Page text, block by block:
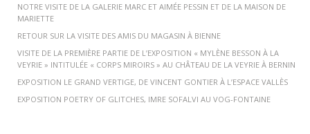
NOTRE VISITE DE LA GALERIE MARC ET AIMÉE PESSIN ET DE LA MAISON DE
MARIETTE
RETOUR SUR LA VISITE DES AMIS DU MAGASIN À BIENNE
VISITE DE LA PREMIÈRE PARTIE DE L’EXPOSITION « MYLÈNE BESSON À LA
VEYRIE » INTITULÉE « CORPS MIROIRS » AU CHÂTEAU DE LA VEYRIE À BERNIN
EXPOSITION LE GRAND VERTIGE, DE VINCENT GONTIER À L’ESPACE VALLÈS
EXPOSITION POETRY OF GLITCHES, IMRE SOFALVI AU VOG-FONTAINE